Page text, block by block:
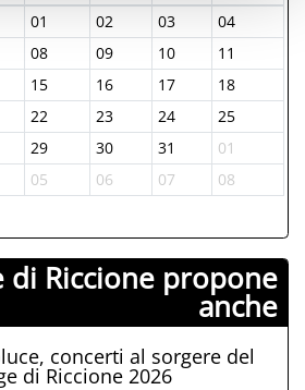
01 02 03
04
08 09 10
11
15 16 17
18
22 23 24
25
29 30 31
01
05 06 07 08
di Riccione propone
anche
concerti al sorgere del
di Riccione 2026